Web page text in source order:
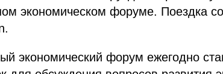
экономическом форуме. Поездка
экономический форум ежегодно